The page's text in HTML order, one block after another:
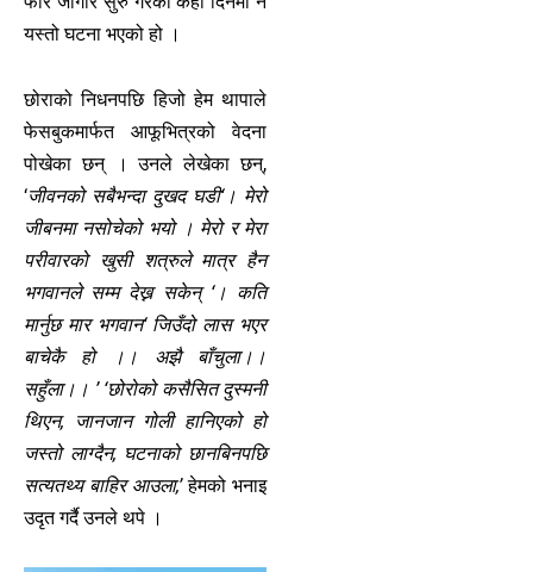
यस्तो घटना भएको हो ।
छोराको निधनपछि हिजो हेम थापाले
फेसबुकमार्फत आफूभित्रको वेदना
पोखेका छन् । उनले लेखेका छन्,
‘जीवनको सबैभन्दा दुखद घडी‘। मेरो
जीबनमा नसोचेको भयो । मेरो र मेरा
परीवारको खुसी शत्रुले मात्र हैन
भगवानले सम्म देख्न सकेन् ‘। कति
मार्नुछ मार भगवान‘ जिउँदो लास भएर
बाचेकै हो ।। अझै बाँचुला।।
सहुँला।। ’ ‘छोरोको कसैसित दुस्मनी
थिएन, जानजान गोली हानिएको हो
जस्तो लाग्दैन, घटनाको छानबिनपछि
सत्यतथ्य बाहिर आउला,’हेमको भनाइ
उदृत गर्दै उनले थपे ।